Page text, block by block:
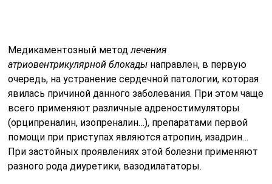
Медикаментозный методлечения
атриовентрикулярной блокады направлен, в первую
очередь, на устранение сердечной патологии, которая
явилась причиной данного заболевания. При этом чаще
всего применяют различные адреностимуляторы
(орципреналин, изопреналин…), препаратами первой
помощи при приступах являются атропин, изадрин…
При застойных проявлениях этой болезни применяют
разного рода диуретики, вазодилататоры.